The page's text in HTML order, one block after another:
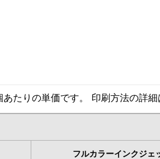
たりの単価です。 印刷方法の詳
フルカラーインクジェ